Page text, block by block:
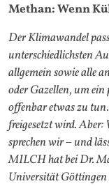
Methan: Wenn
Der Klimawandel
unterschiedlichsten
allgemein sowie alle
oder Gazellen, um
offenbar etwas zu
freigesetzt wird.
sprechen wir – und
MILCH hat bei Dr.
Universität Göttingen